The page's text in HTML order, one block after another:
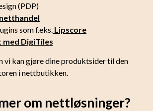
(PDP)
som f.eks. Lipscore
med DigiTiles
vi kan gjøre dine produktsider til den
i nettbutikken.
om nettløsninger?